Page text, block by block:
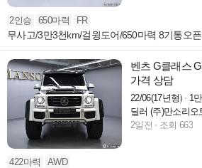
2인승 650마력 FR
무사고/3만3천km/걸윙도어/650마력 8기통오
벤츠 G클래스
가격 상담
22/06(17년형) 1
딜러 (주)만소리오
2일전
조회 663
422마력 AWD